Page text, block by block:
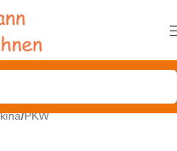
/PKW